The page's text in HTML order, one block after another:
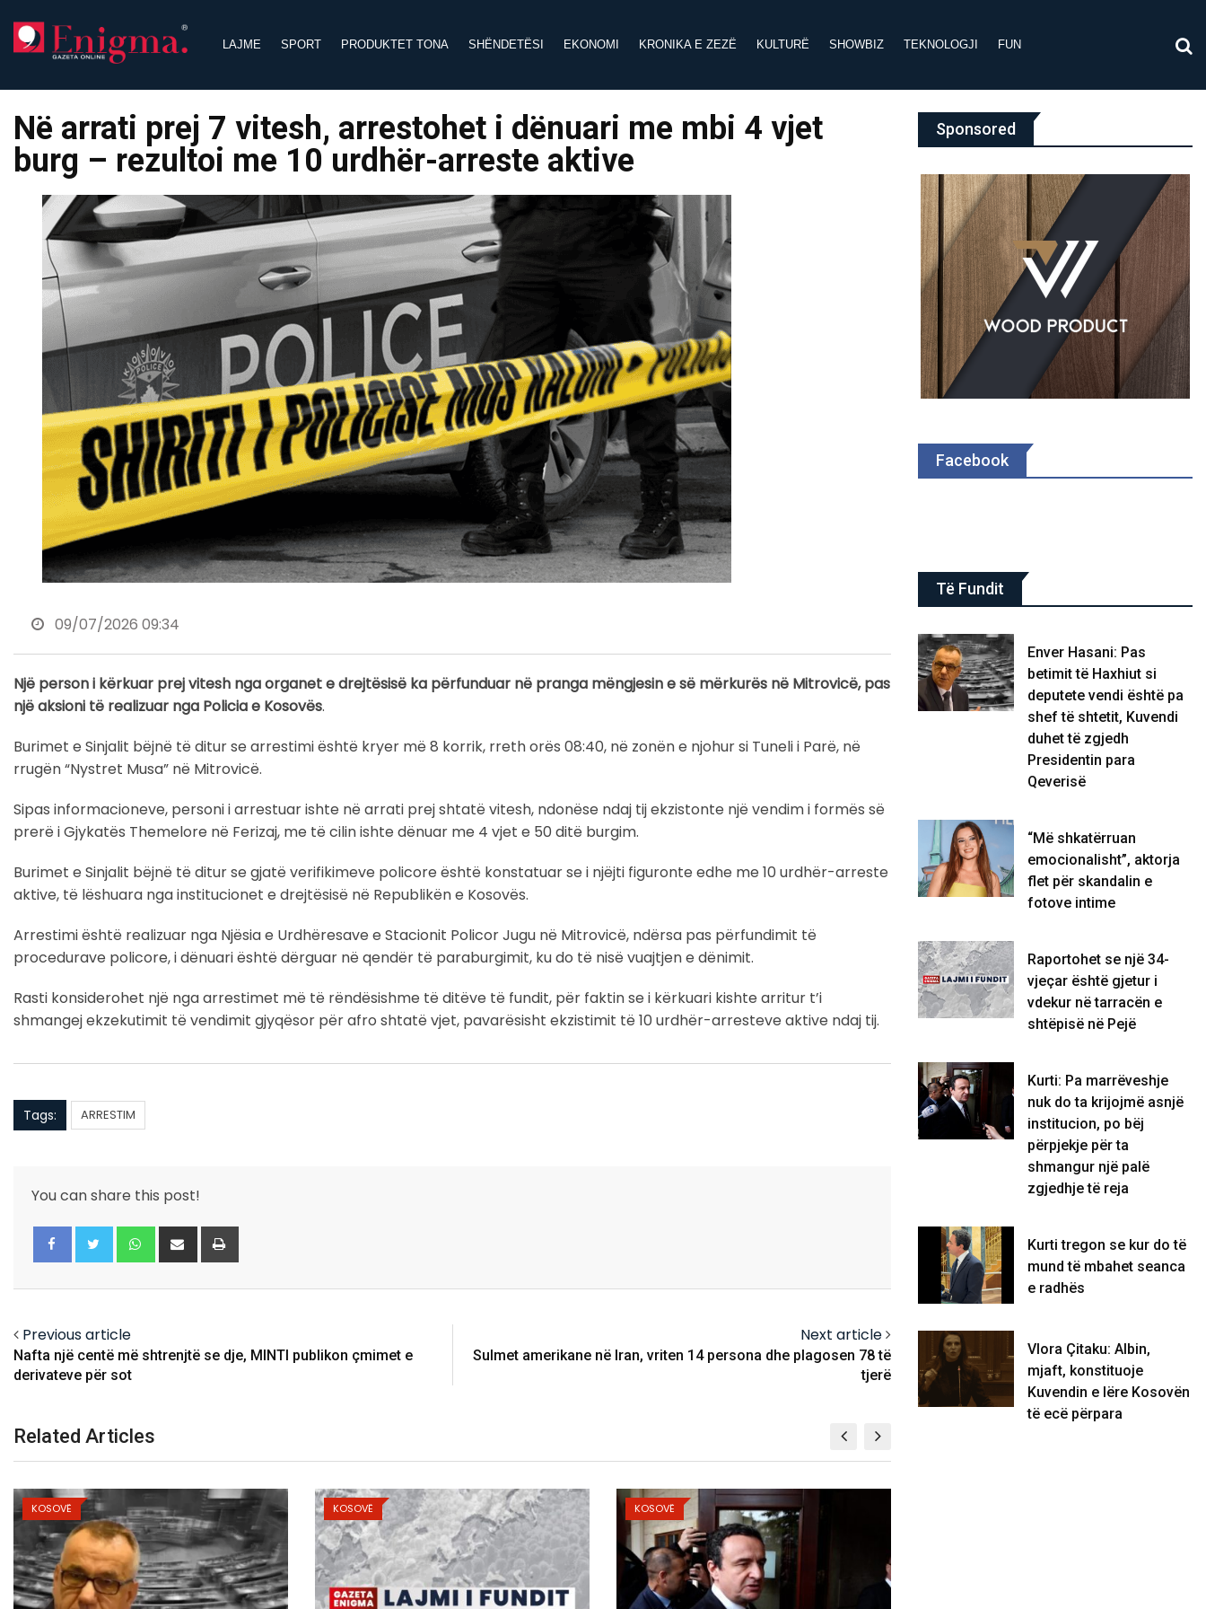
content
LAJME SPORT PRODUKTET TONA SHËNDETËSI EKONOMI KRONIKA E ZEZË KULTURË SHOWBIZ TEKNOLOGJI FUN
Në arrati prej 7 vitesh, arrestohet i dënuari me mbi 4 vjet
burg – rezultoi me 10 urdhër-arreste aktive
09/07/2026 09:34
Një person i kërkuar prej vitesh nga organet e drejtësisë ka përfunduar në pranga mëngjesin e së mërkurës në Mitrovicë, pas
një aksioni të realizuar nga Policia e Kosovës.
Burimet e Sinjalit bëjnë të ditur se arrestimi është kryer më 8 korrik, rreth orës 08:40, në zonën e njohur si Tuneli i Parë, në
rrugën “Nystret Musa” në Mitrovicë.
Sipas informacioneve, personi i arrestuar ishte në arrati prej shtatë vitesh, ndonëse ndaj tij ekzistonte një vendim i formës së
prerë i Gjykatës Themelore në Ferizaj, me të cilin ishte dënuar me 4 vjet e 50 ditë burgim.
Burimet e Sinjalit bëjnë të ditur se gjatë verifikimeve policore është konstatuar se i njëjti figuronte edhe me 10 urdhër-arreste
aktive, të lëshuara nga institucionet e drejtësisë në Republikën e Kosovës.
Arrestimi është realizuar nga Njësia e Urdhëresave e Stacionit Policor Jugu në Mitrovicë, ndërsa pas përfundimit të
procedurave policore, i dënuari është dërguar në qendër të paraburgimit, ku do të nisë vuajtjen e dënimit.
Rasti konsiderohet një nga arrestimet më të rëndësishme të ditëve të fundit, për faktin se i kërkuari kishte arritur t’i
shmangej ekzekutimit të vendimit gjyqësor për afro shtatë vjet, pavarësisht ekzistimit të 10 urdhër-arresteve aktive ndaj tij.
Tags: ARRESTIM
You can share this post!
Whatsapp
Share
via
Previous article
Nafta një centë më shtrenjtë se dje, MINTI publikon çmimet e
derivateve për sot
Next article
Sulmet amerikane në Iran, vriten 14 persona dhe plagosen 78 të
tjerë
Related Articles
KOSOVË KOSOVË KOSOVË
Sponsored
Facebook
Të Fundit
Enver Hasani: Pas
betimit të Haxhiut si
deputete vendi është pa
shef të shtetit, Kuvendi
duhet të zgjedh
Presidentin para
Qeverisë
“Më shkatërruan
emocionalisht”, aktorja
flet për skandalin e
fotove intime
Raportohet se një 34-
vjeçar është gjetur i
vdekur në tarracën e
shtëpisë në Pejë
Kurti: Pa marrëveshje
nuk do ta krijojmë asnjë
institucion, po bëj
përpjekje për ta
shmangur një palë
zgjedhje të reja
Kurti tregon se kur do të
mund të mbahet seanca
e radhës
Vlora Çitaku: Albin,
mjaft, konstituoje
Kuvendin e lëre Kosovën
të ecë përpara